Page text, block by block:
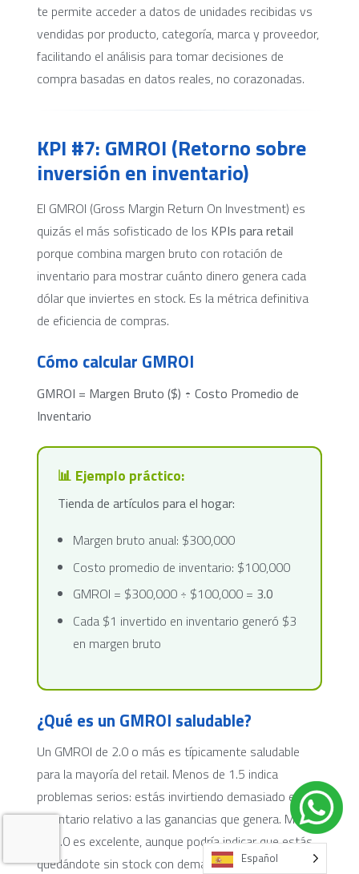
te permite acceder a datos de unidades recibidas vs
vendidas por producto, categoría, marca y proveedor,
facilitando el análisis para tomar decisiones de
compra basadas en datos reales, no corazonadas.
KPI #7: GMROI (Retorno sobre
inversión en inventario)
El GMROI (Gross Margin Return On Investment) es
quizás el más sofisticado de los KPIs para retail
porque combina margen bruto con rotación de
inventario para mostrar cuánto dinero genera cada
dólar que inviertes en stock. Es la métrica definitiva
de eficiencia de compras.
Cómo calcular GMROI
GMROI = Margen Bruto ($) ÷ Costo Promedio de
Inventario
📊 Ejemplo práctico:
Tienda de artículos para el hogar:
Margen bruto anual: $300,000
Costo promedio de inventario: $100,000
GMROI = $300,000 ÷ $100,000 = 3.0
Cada $1 invertido en inventario generó $3
en margen bruto
¿Qué es un GMROI saludable?
Un GMROI de 2.0 o más es típicamente saludable
para la mayoría del retail. Menos de 1.5 indica
problemas serios: estás invirtiendo demasiado en
inventario relativo a las ganancias que genera. Más
de 3.0 es excelente, aunque podría indicar que estás
quedándote sin stock con demasiada frecuencia. El
Español
Español